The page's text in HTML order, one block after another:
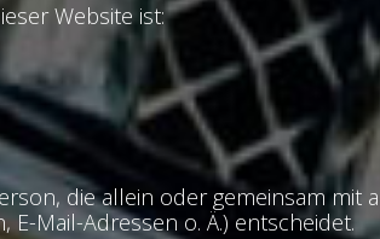
Website ist:
die allein oder gemeinsam
Mail-Adressen o. Ä.) entscheidet.